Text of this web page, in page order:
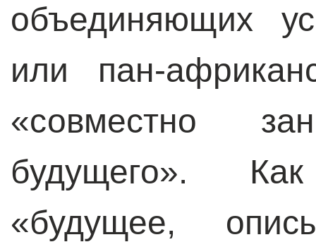
объединяющих
или пан-
«совместно
будущего».
«будущее,